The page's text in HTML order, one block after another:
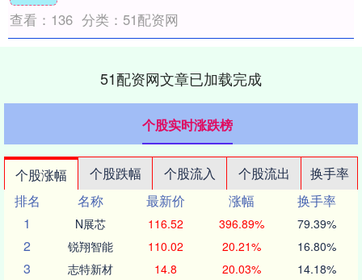
查看： 136 分类： 51配资网
51配资网文章已加载完成
个股实时涨跌榜
个股涨幅 个股跌幅 个股流入 个股流出
换手率
排名
名称 最新价 涨幅
换手率
1
N展芯 116.52 396.89% 79.39%
2 锐翔智能 110.02 20.21% 16.80%
3 志特新材 14.8 20.03% 14.18%